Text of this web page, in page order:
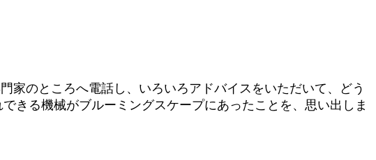
家のところへ電話し、いろいろアドバイスをいただいて、どう
きる機械がブルーミングスケープにあったことを、思い出しま